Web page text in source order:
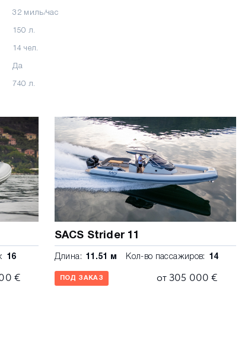
32 миль/час
150 л.
14 чел.
Да
740 л.
16
€
SACS Strider 11
Длина: 11.51 м Кол-во пассажиров: 14
ПОД ЗАКАЗ от 305 000 €